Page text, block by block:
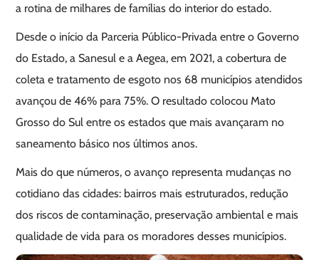
a rotina de milhares de famílias do interior do estado.
Desde o início da Parceria Público-Privada entre o Governo
do Estado, a Sanesul e a Aegea, em 2021, a cobertura de
coleta e tratamento de esgoto nos 68 municípios atendidos
avançou de 46% para 75%. O resultado colocou Mato
Grosso do Sul entre os estados que mais avançaram no
saneamento básico nos últimos anos.
Mais do que números, o avanço representa mudanças no
cotidiano das cidades: bairros mais estruturados, redução
dos riscos de contaminação, preservação ambiental e mais
qualidade de vida para os moradores desses municípios.